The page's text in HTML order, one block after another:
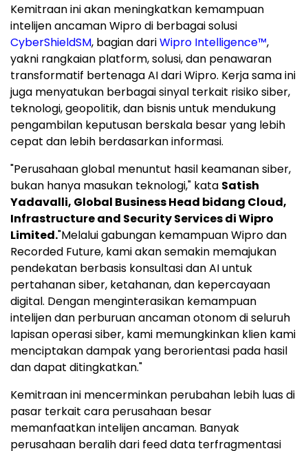
Kemitraan ini akan meningkatkan kemampuan
intelijen ancaman Wipro di berbagai solusi
CyberShieldSM, bagian dariWipro Intelligence™,
yakni rangkaian platform, solusi, dan penawaran
transformatif bertenaga AI dari Wipro. Kerja sama ini
juga menyatukan berbagai sinyal terkait risiko siber,
teknologi, geopolitik, dan bisnis untuk mendukung
pengambilan keputusan berskala besar yang lebih
cepat dan lebih berdasarkan informasi.
"Perusahaan global menuntut hasil keamanan siber,
bukan hanya masukan teknologi," kata Satish
Yadavalli, Global Business Head bidang Cloud,
Infrastructure and Security Services di Wipro
Limited."Melalui gabungan kemampuan Wipro dan
Recorded Future, kami akan semakin memajukan
pendekatan berbasis konsultasi dan AI untuk
pertahanan siber, ketahanan, dan kepercayaan
digital. Dengan menginterasikan kemampuan
intelijen dan perburuan ancaman otonom di seluruh
lapisan operasi siber, kami memungkinkan klien kami
menciptakan dampak yang berorientasi pada hasil
dan dapat ditingkatkan."
Kemitraan ini mencerminkan perubahan lebih luas di
pasar terkait cara perusahaan besar
memanfaatkan intelijen ancaman. Banyak
perusahaan beralih dari feed data terfragmentasi